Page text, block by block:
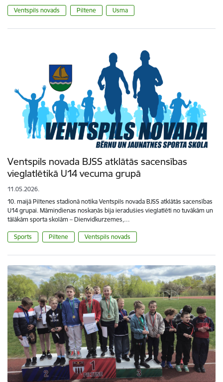
Ventspils novads Piltene Usma
Ventspils novada BJSS atklātās sacensības
vieglatlētikā U14 vecuma grupā
11.05.2026.
10. maijā Piltenes stadionā notika Ventspils novada BJSS atklātās sacensības
U14 grupai. Māmiņdienas noskaņās bija ieradušies vieglatlēti no tuvākām un
tālākām sporta skolām – Dienvidkurzemes,…
Sports Piltene Ventspils novads